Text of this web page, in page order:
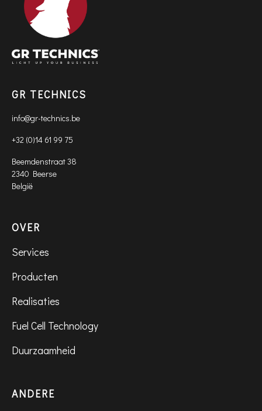
GR TECHNICS
info@gr-technics.be
+32 (0)14 61 99 75
Beemdenstraat 38
2340 Beerse
België
OVER
Services
Producten
Realisaties
Fuel Cell Technology
Duurzaamheid
ANDERE